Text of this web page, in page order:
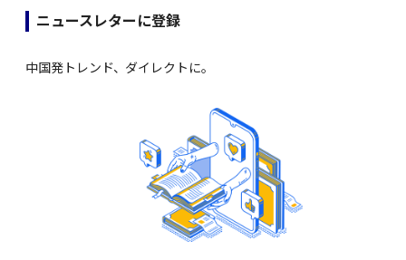
ニュースレターに登録
中国発トレンド、ダイレクトに。